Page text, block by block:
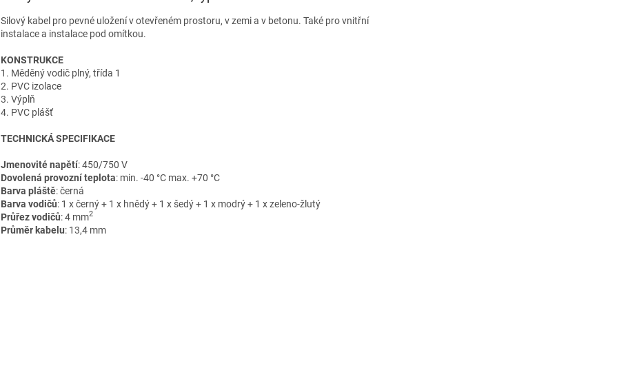
Silový kabel pro pevné uložení v otevřeném prostoru, v zemi a v betonu. Také pro vnitřní
instalace a instalace pod omítkou.
KONSTRUKCE
1. Měděný vodič plný, třída 1
2. PVC izolace
3. Výplň
4. PVC plášť
TECHNICKÁ SPECIFIKACE
Jmenovité napětí: 450/750 V
Dovolená provozní teplota: min. -40 °C max. +70 °C
Barva pláště: černá
Barva vodičů: 1 x černý + 1 x hnědý + 1 x šedý + 1 x modrý + 1 x zeleno-žlutý
Průřez vodičů: 4 mm2
Průměr kabelu: 13,4 mm